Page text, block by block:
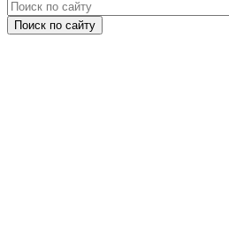
Поиск по сайту